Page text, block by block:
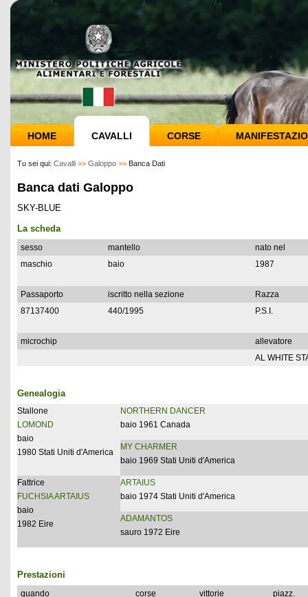
HOME CAVALLI CORSE
Tu sei qui: Cavalli >> Galoppo >> Banca Dati
Banca dati Galoppo
SKY-BLUE
La scheda
sesso mantello
nato nel
maschio
baio 1987
Passaporto iscritto nella sezione
Razza
87137400
440/1995 P.S.I.
microchip
allevatore
AL WHITE
Genealogia
Stallone
LOMOND
baio
1980 Stati Uniti d'America
NORTHERN DANCER
baio 1961 Canada
MY CHARMER
baio 1969 Stati Uniti d'America
Fattrice
FUCHSIA ARTAIUS
baio
1982 Eire
ARTAIUS
baio 1974 Stati Uniti d'America
ADAMANTOS
sauro 1972 Eire
Prestazioni
quando corse vittorie
piazz.